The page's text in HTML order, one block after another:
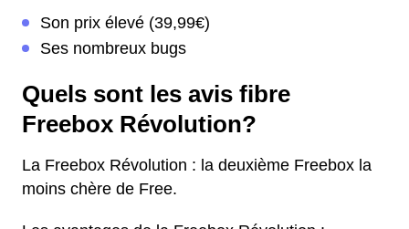
Son prix élevé (39,99€)
Ses nombreux bugs
Quels sont les avis fibre
Freebox Révolution?
La Freebox Révolution : la deuxième Freebox la
moins chère de Free.